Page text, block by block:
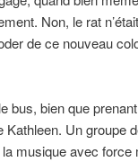
Non, le rat
de ce nouveau
bus, bien que
Kathleen. Un groupe
musique avec